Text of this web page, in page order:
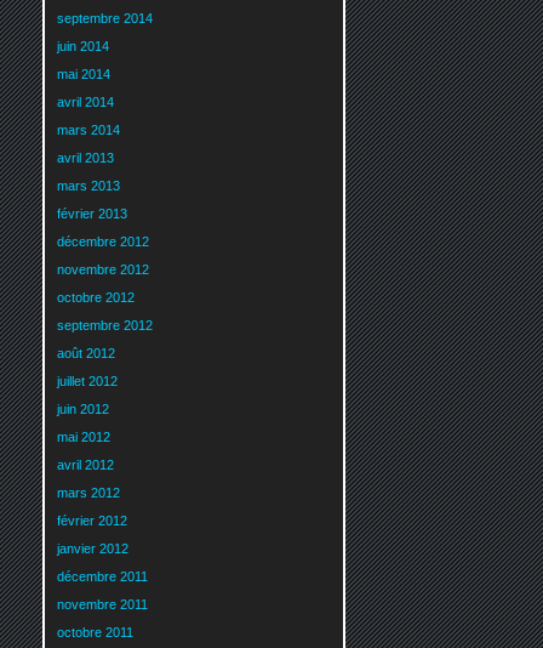
septembre 2014
juin 2014
mai 2014
avril 2014
mars 2014
avril 2013
mars 2013
février 2013
décembre 2012
novembre 2012
octobre 2012
septembre 2012
août 2012
juillet 2012
juin 2012
mai 2012
avril 2012
mars 2012
février 2012
janvier 2012
décembre 2011
novembre 2011
octobre 2011